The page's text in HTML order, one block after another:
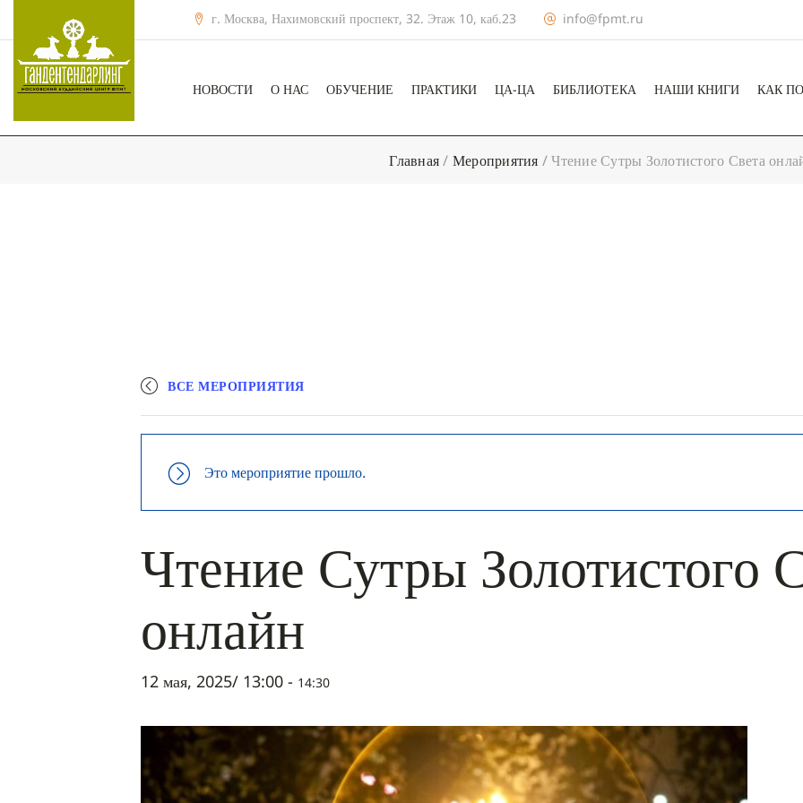
г. Москва, Нахимовский проспект, 32. Этаж 10, каб.23 info@fpmt.ru
НОВОСТИ О НАС ОБУЧЕНИЕ ПРАКТИКИ ЦА-ЦА БИБЛИОТЕКА НАШИ КНИГИ КАК
Главная/ Мероприятия /Чтение Сутры Золотистого Света
ВСЕ МЕРОПРИЯТИЯ
Это мероприятие прошло.
Чтение Сутры Золотистого
онлайн
12 мая, 2025/ 13:00 - 14:30